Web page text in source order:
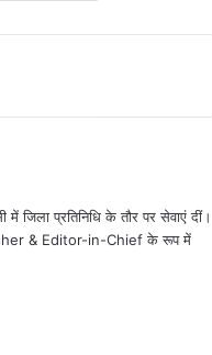
जिला प्रतिनिधि के तौर पर सेवाएं दीं।
& Editor-in-Chief के रूप में